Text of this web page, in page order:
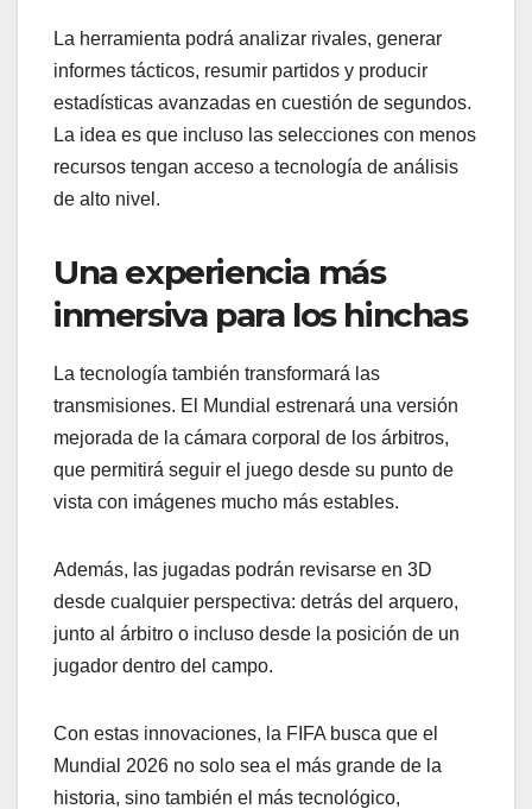
La herramienta podrá analizar rivales, generar
informes tácticos, resumir partidos y producir
estadísticas avanzadas en cuestión de segundos.
La idea es que incluso las selecciones con menos
recursos tengan acceso a tecnología de análisis
de alto nivel.
Una experiencia más
inmersiva para los hinchas
La tecnología también transformará las
transmisiones. El Mundial estrenará una versión
mejorada de la cámara corporal de los árbitros,
que permitirá seguir el juego desde su punto de
vista con imágenes mucho más estables.
Además, las jugadas podrán revisarse en 3D
desde cualquier perspectiva: detrás del arquero,
junto al árbitro o incluso desde la posición de un
jugador dentro del campo.
Con estas innovaciones, la FIFA busca que el
Mundial 2026 no solo sea el más grande de la
historia, sino también el más tecnológico,